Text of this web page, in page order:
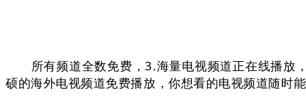
所有频道全数免费，3.海量电视频道正在线播放，
硕的海外电视频道免费播放，你想看的电视频道随时能